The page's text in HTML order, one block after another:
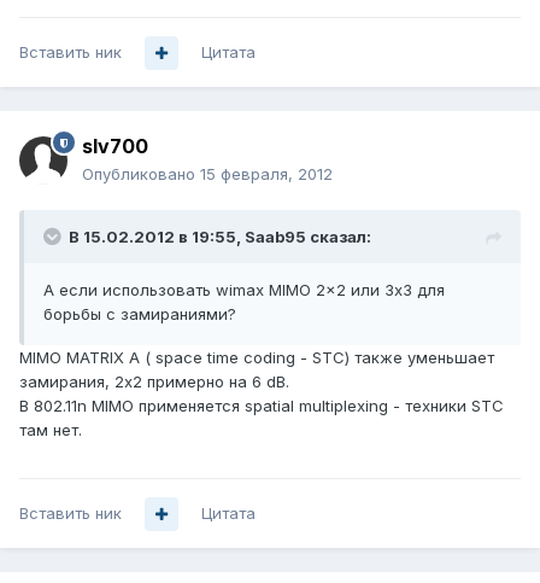
Вставить ник Цитата
slv700
Опубликовано 15 февраля, 2012
В 15.02.2012 в 19:55, Saab95 сказал:
А если использовать wimax MIMO 2x2 или 3x3 для
борьбы с замираниями?
MIMO MATRIX А ( space time coding - STC) также уменьшает
замирания, 2x2 примерно на 6 dB.
В 802.11n MIMO применяется spatial multiplexing - техники STC
там нет.
Вставить ник Цитата